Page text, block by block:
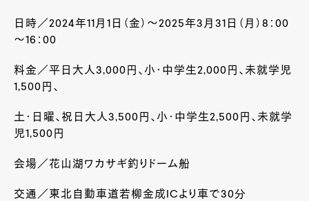
日時／2024年11 月 1 日（金）～2025年3 月 31 日（月） 8 ： 00
～16 ： 00
料金／平日大人3,000 円、小・中学生2,000 円、未就学児
1,500 円、
土・日曜、祝日大人3,500 円、小・中学生2,500 円、未就学
児1,500 円
会場／花山湖ワカサギ釣りドーム船
交通／東北自動車道若柳金成 ICより車で30分